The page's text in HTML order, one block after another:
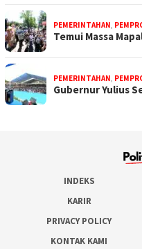
PEMERINTAHAN,
Temui Massa
PEMERINTAHAN,
Gubernur Yulius
INDEKS
KARIR
PRIVACY POLICY
KONTAK KAMI